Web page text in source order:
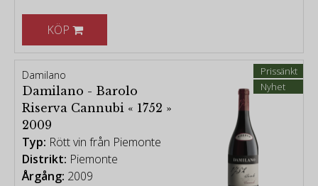
KÖP
Prissänkt
Nyhet
Damilano
Damilano - Barolo
Riserva Cannubi « 1752 »
2009
Typ: Rött vin från Piemonte
Distrikt: Piemonte
Årgång: 2009